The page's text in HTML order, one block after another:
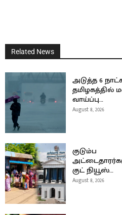
Related News
அடுத்த 6
தமிழகத்தில்
வாய்ப்பு…
August 8, 2026
குடும்ப
குட் நியூஸ்…
August 8, 2026